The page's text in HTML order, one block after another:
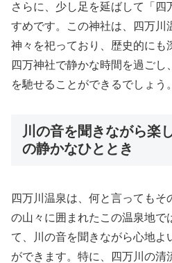
さらに、少し足を延ばして「四
すめです。この神社は、四万川
神々を祀っており、歴史的にも
四万神社で静かな時間を過ごし
を馳せることができるでしょう。
川の音を聞きながら楽
の静かなひととき
四万川温泉は、何と言ってもそ
の山々に囲まれたこの温泉地で
て、川の音を聞きながら心地よ
ができます。特に、四万川の清